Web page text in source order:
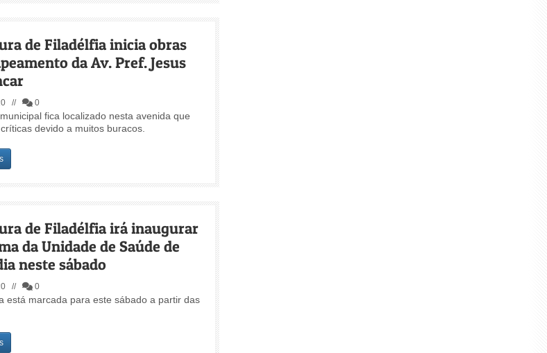
de Filadélfia inicia obras
da Av. Pref. Jesus
// 0
fica localizado nesta avenida que
devido a muitos buracos.
de Filadélfia irá inaugurar
da Unidade de Saúde de
neste sábado
// 0
está marcada para este sábado a partir das